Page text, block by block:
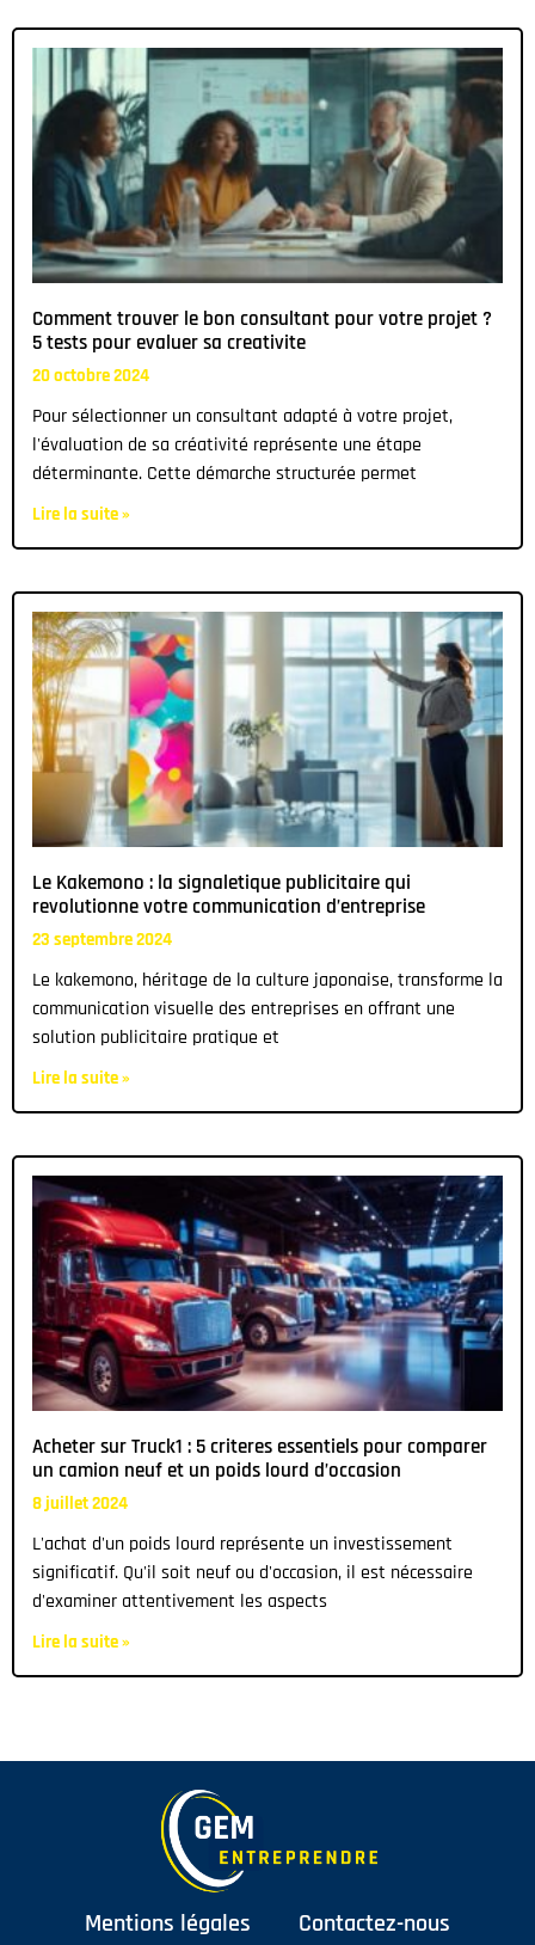
Comment trouver le bon consultant pour votre projet ?
5 tests pour evaluer sa creativite
20 octobre 2024
Pour sélectionner un consultant adapté à votre projet,
l'évaluation de sa créativité représente une étape
déterminante. Cette démarche structurée permet
Lire la suite »
Le Kakemono : la signaletique publicitaire qui
revolutionne votre communication d’entreprise
23 septembre 2024
Le kakemono, héritage de la culture japonaise, transforme la
communication visuelle des entreprises en offrant une
solution publicitaire pratique et
Lire la suite »
Acheter sur Truck1 : 5 criteres essentiels pour comparer
un camion neuf et un poids lourd d’occasion
8 juillet 2024
L'achat d'un poids lourd représente un investissement
significatif. Qu'il soit neuf ou d'occasion, il est nécessaire
d'examiner attentivement les aspects
Lire la suite »
Mentions légales Contactez-nous